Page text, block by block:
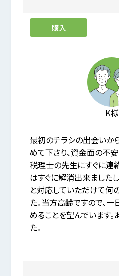
購入
K様
最初のチラシの出会いか
めて下さり、資金面の不
税理士の先生にすぐに連
はすぐに解消出来ました
と対応していただけて何
た。当方高齢ですので、一
めることを望んでいます
た。